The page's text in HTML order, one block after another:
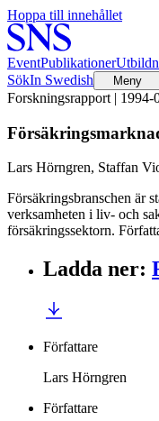
Hoppa till innehållet
EventPublikationer
SökIn Swedish Meny
Forskningsrapport | 1994-
Lars Hörngren, Staffan
Försäkringsbranschen är
verksamheten i liv- och
försäkringssektorn.
Ladda ner:
Författare
Lars Hörngren
Författare